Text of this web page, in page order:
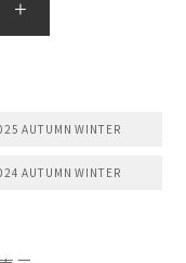
AUTUMN WINTER
AUTUMN WINTER